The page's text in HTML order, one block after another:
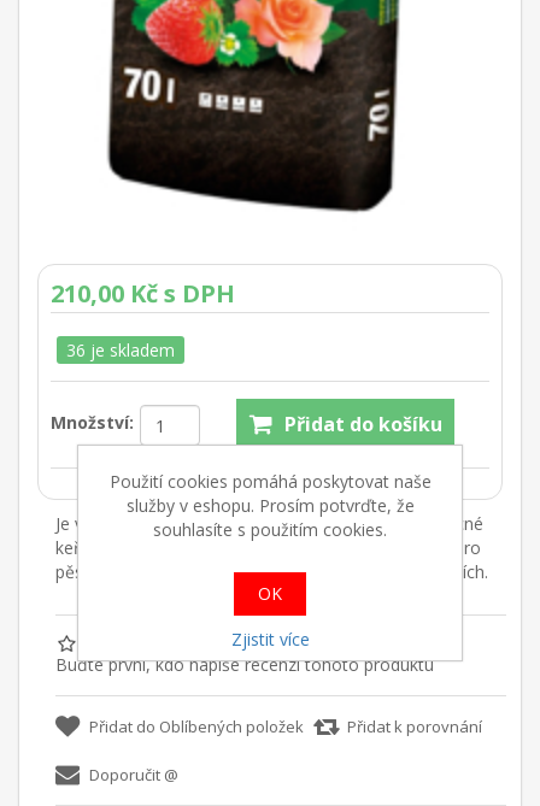
210,00 Kč s DPH
36 je skladem
Množství:
Je vhodný pro výsadby na zahradách (okrasné i ovocné
keře a stromy), pro mobilní zeleně v kontejnerech, pro
pěstování květin a zeleniny na záhonech a ve sklenících.
Buďte první, kdo napíše recenzi tohoto produktu
Použití cookies pomáhá poskytovat naše
služby v eshopu. Prosím potvrďte, že
souhlasíte s použitím cookies.
OK
Zjistit více